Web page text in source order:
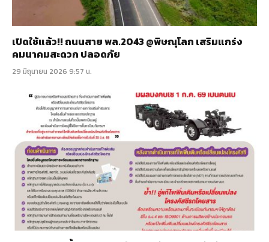
เปิดใช้แล้ว!! ถนนสาย พล.2043 @พิษณุโลก เสริมแกร่ง
คมนาคมสะดวก ปลอดภัย
29 มิถุนายน 2026 9:57 น.